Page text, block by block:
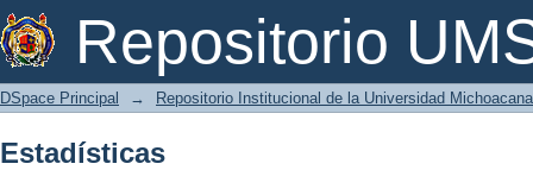
Repositorio
Estadísticas
DSpace Principal → Repositorio Institucional de la Universidad
Estadísticas